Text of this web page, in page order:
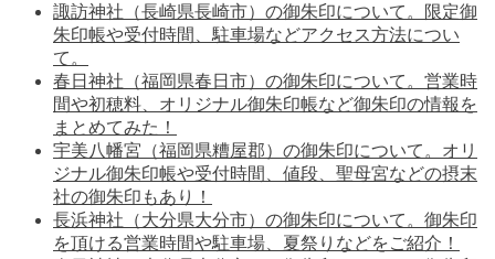
諏訪神社（長崎県長崎市）の御朱印について。限定御
朱印帳や受付時間、駐車場などアクセス方法につい
て。
春日神社（福岡県春日市）の御朱印について。営業時
間や初穂料、オリジナル御朱印帳など御朱印の情報を
まとめてみた！
宇美八幡宮（福岡県糟屋郡）の御朱印について。オリ
ジナル御朱印帳や受付時間、値段、聖母宮などの摂末
社の御朱印もあり！
長浜神社（大分県大分市）の御朱印について。御朱印
を頂ける営業時間や駐車場、夏祭りなどをご紹介！